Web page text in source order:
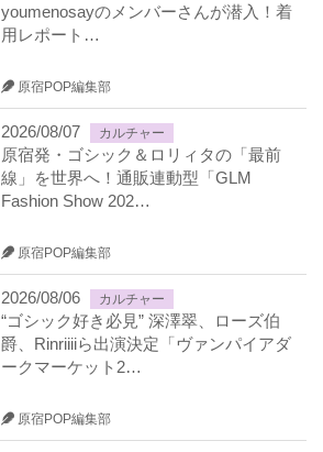
youmenosayのメンバーさんが潜入！着
用レポート…
原宿POP編集部
2026/08/07 カルチャー
原宿発・ゴシック＆ロリィタの「最前
線」を世界へ！通販連動型「GLM
Fashion Show 202…
原宿POP編集部
2026/08/06 カルチャー
“ゴシック好き必見” 深澤翠、ローズ伯
爵、Rinriiiiら出演決定「ヴァンパイアダ
ークマーケット2…
原宿POP編集部